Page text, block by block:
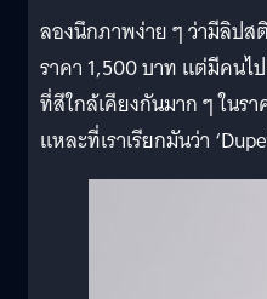
ลองนึกภาพง่าย ๆ ว่ามีลิปส
ราคา 1,500 บาท แต่มีคน
ที่สีใกล้เคียงกันมาก ๆ ในร
แหละที่เราเรียกมันว่า